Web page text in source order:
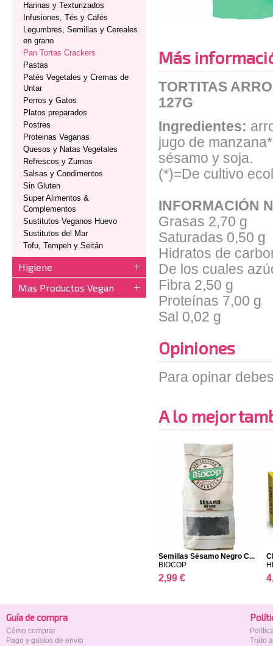
Harinas y Texturizados
Infusiones, Tés y Cafés
Legumbres, Semillas y Cereales
en grano
Pan Tortas Crackers
Pastas
Patés Vegetales y Cremas de
Untar
Perros y Gatos
Platos preparados
Postres
Proteinas Veganas
Quesos y Natas Vegetales
Refrescos y Zumos
Salsas y Condimentos
Sin Gluten
Super Alimentos &
Complementos
Sustitutos Veganos Huevo
Sustitutos del Mar
Tofu, Tempeh y Seitán
Higiene
Mas Productos Vegan
Más
TORTITAS
127G
Ingredientes:
jugo de
sésamo y soja.
(*)=De cultivo
INFORMACIÓN
Grasas 2,70 g
Saturadas 0,50 g
Hidratos de
De los cuales
Fibra 2,50 g
Proteínas 7,00 g
Sal 0,02 g
Opiniones
Para opinar
A lo mejor
Semillas Sésamo Negro C...
BIOCOP
2,99 €
Guía de compra
Cómo comprar
Pago y gastos de envío
Trato